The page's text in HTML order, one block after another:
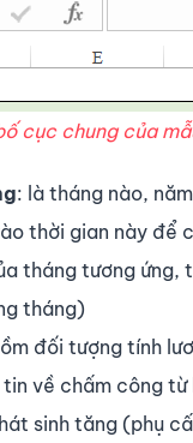
cục chung của
: là tháng nào,
thời gian này
tháng tương
tháng)
đối tượng tính
về chấm công
sinh tăng (phụ